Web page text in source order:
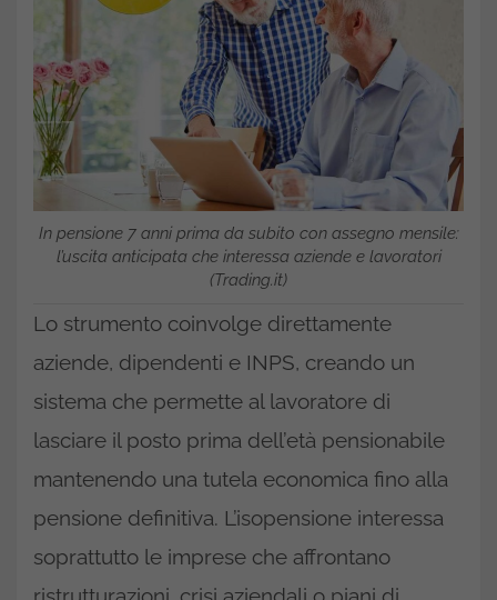
In pensione 7 anni prima da subito con assegno mensile:
l’uscita anticipata che interessa aziende e lavoratori
(Trading.it)
Lo strumento coinvolge direttamente
aziende, dipendenti e INPS, creando un
sistema che permette al lavoratore di
lasciare il posto prima dell’età pensionabile
mantenendo una tutela economica fino alla
pensione definitiva. L’isopensione interessa
soprattutto le imprese che affrontano